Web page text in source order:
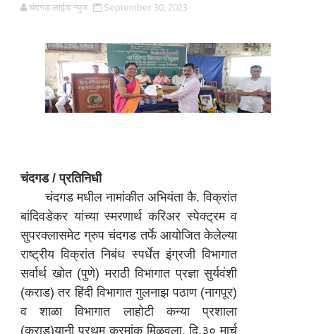
चंदगड लाईव्ह न्युज September 30, 2023
चंदगड / प्रतिनिधी
चंदगड मधील नामांकीत अभियंता कै. विक्रांत
बांदिवडेकर यांच्या स्मरणार्थ करिअर स्पेक्ट्रम व
सुपरक्लासमेट ग्रुप चंदगड तर्फे आयोजित केलेल्या
राष्ट्रीय विक्रांत निबंध स्पर्धेत इंग्रजी विभागात
सर्वार्थ खोत (पुणे) मराठी विभागात प्रज्ञा सुर्यवंशी
(कराड) तर हिंदी विभागात गुलनाझ पठाण (नागपूर)
व शाळा विभागात लाहोटी कन्या प्रशाला
(कराड)यानी प्रथम क्रमांक मिळवला. दि.३० मार्च